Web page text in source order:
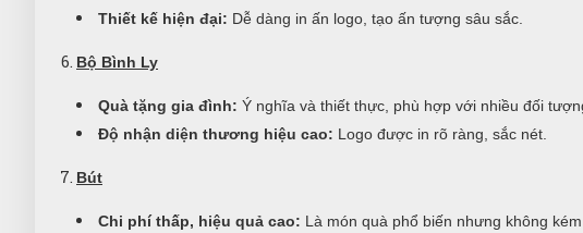
Thiết kế hiện đại: Dễ dàng in ấn logo, tạo ấn tượng sâu sắc.
Bộ Bình Ly
Quà tặng gia đình: Ý nghĩa và thiết thực, phù hợp với nhiều đối
Độ nhận diện thương hiệu cao: Logo được in rõ ràng, sắc nét.
Bút
Chi phí thấp, hiệu quả cao: Là món quà phổ biến nhưng không